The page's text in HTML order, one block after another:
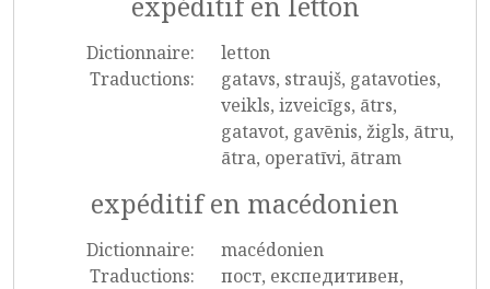
Dictionnaire:
letton
Traductions:
gatavs, straujš, gatavoties,
veikls, izveicīgs, ātrs,
gatavot, gavēnis, žigls, ātru,
ātra, operatīvi, ātram
expéditif en macédonien
Dictionnaire:
macédonien
Traductions:
пост, експедитивен,